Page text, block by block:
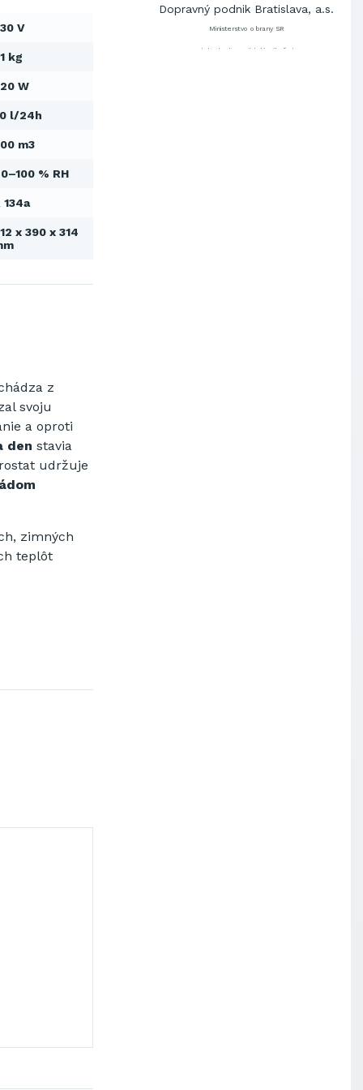
V
kg
W
l/24h
m3
% RH
134a
x 390 x 314
z
svoju
a oproti
den stavia
udržuje
zimných
teplôt
Dopravný podnik Bratislava, a.s.
Ministerstvo obrany SR
Východoslovenská distribučná,